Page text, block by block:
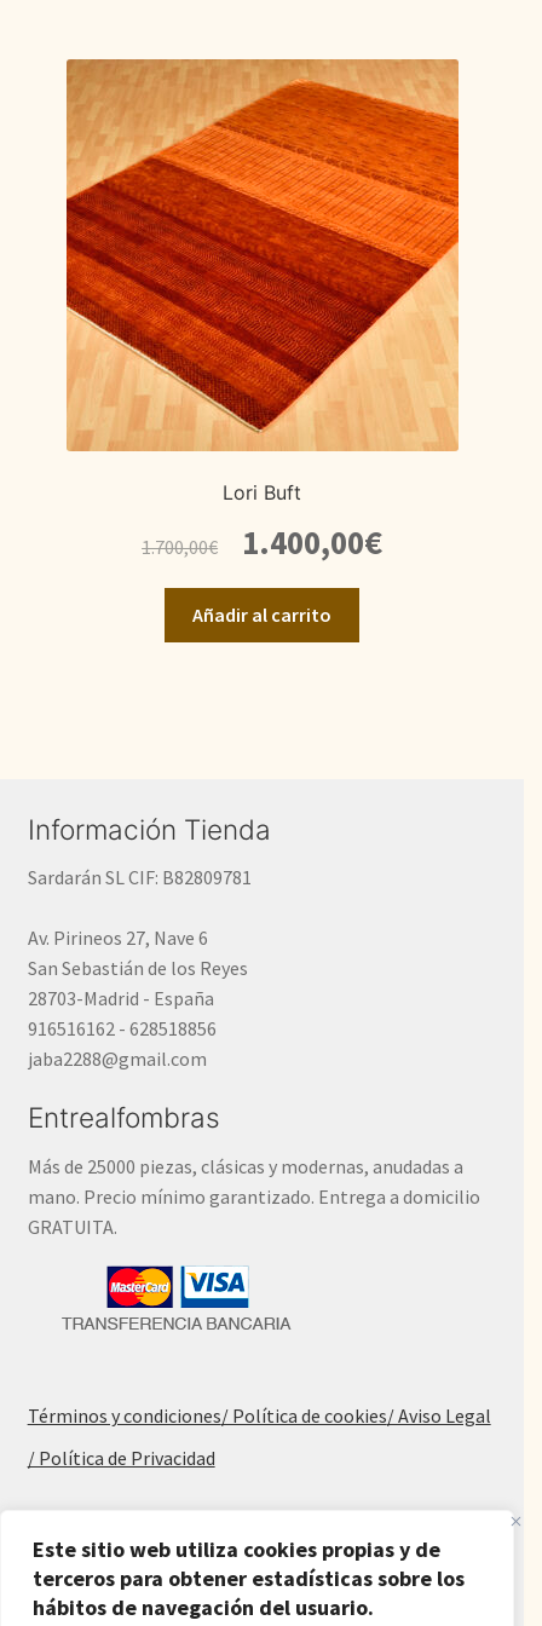
Este sitio web utiliza cookies propias y de
terceros para obtener estadísticas sobre los
hábitos de navegación del usuario.
Lori Buft
1.700,00€
precio
original
era:
1.700,00€.
1.400,00€El
precio
Añadir al carrito
Información Tienda
Sardarán SL CIF: B82809781
Av. Pirineos 27, Nave 6
San Sebastián de los Reyes
28703-Madrid - España
916516162 - 628518856
jaba2288@gmail.com
Entrealfombras
Más de 25000 piezas, clásicas y modernas, anudadas a
mano. Precio mínimo garantizado. Entrega a domicilio
GRATUITA.
Términos y condiciones/ Política de cookies/ Aviso Legal
/ Política de Privacidad
Alfombras baratas
Procedencia de las alfombras